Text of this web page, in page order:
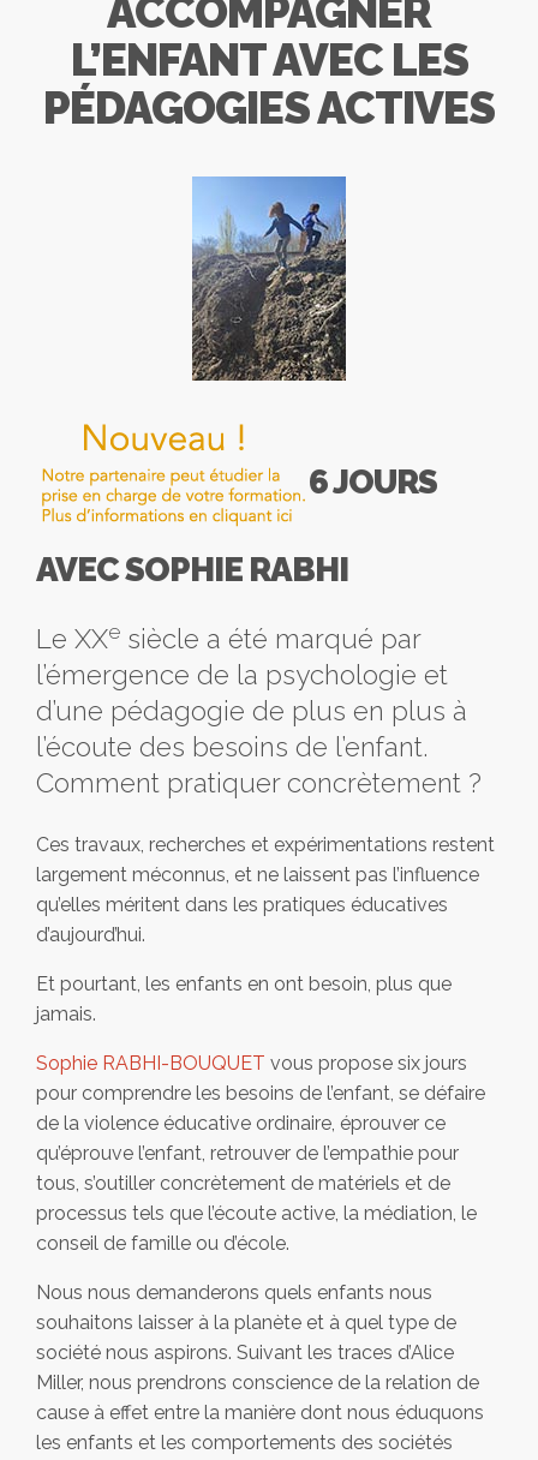
ACCOMPAGNER
L’ENFANT AVEC LES
PÉDAGOGIES ACTIVES
6 JOURS
AVEC SOPHIE RABHI
Le XXe siècle a été marqué par
l’émergence de la psychologie et
d’une pédagogie de plus en plus à
l’écoute des besoins de l’enfant.
Comment pratiquer concrètement ?
Ces travaux, recherches et expérimentations restent
largement méconnus, et ne laissent pas l’influence
qu’elles méritent dans les pratiques éducatives
d’aujourd’hui.
Et pourtant, les enfants en ont besoin, plus que
jamais.
Sophie RABHI-BOUQUET vous propose six jours
pour comprendre les besoins de l’enfant, se défaire
de la violence éducative ordinaire, éprouver ce
qu’éprouve l’enfant, retrouver de l’empathie pour
tous, s’outiller concrètement de matériels et de
processus tels que l’écoute active, la médiation, le
conseil de famille ou d’école.
Nous nous demanderons quels enfants nous
souhaitons laisser à la planète et à quel type de
société nous aspirons. Suivant les traces d’Alice
Miller, nous prendrons conscience de la relation de
cause à effet entre la manière dont nous éduquons
les enfants et les comportements des sociétés